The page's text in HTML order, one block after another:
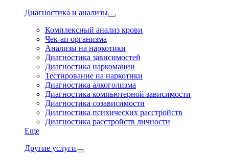
Диагностика и анализы
Комплексный анализ крови
Чек-ап организма
Анализы на наркотики
Диагностика зависимостей
Диагностика наркомании
Тестирование на наркотики
Диагностика алкоголизма
Диагностика компьютерной зависимости
Диагностика созависимости
Диагностика психических расстройств
Диагностика расстройств личности
Еще
Другие услуги